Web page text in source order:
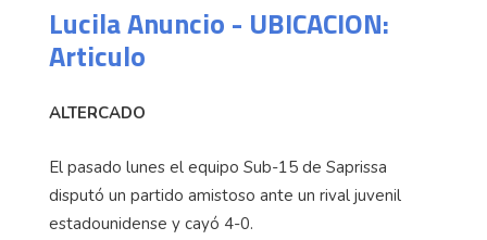
Lucila Anuncio - UBICACION:
Articulo
ALTERCADO
El pasado lunes el equipo Sub-15 de Saprissa
disputó un partido amistoso ante un rival juvenil
estadounidense y cayó 4-0.